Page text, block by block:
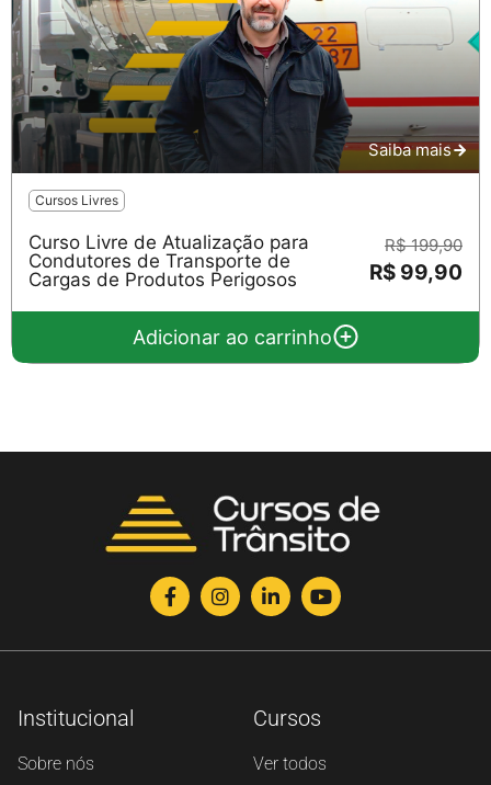
Saiba mais
Cursos Livres
Curso Livre de Atualização para
Condutores de Transporte de
Cargas de Produtos Perigosos
R$ 199,90
R$ 99,90
Adicionar ao carrinho
Institucional
Sobre nós
Cursos
Ver todos